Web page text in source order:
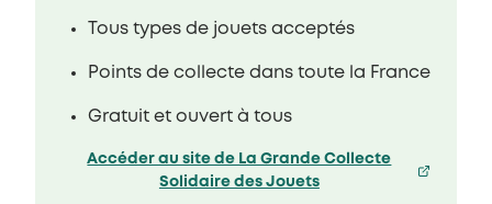
Tous types de jouets acceptés
Points de collecte dans toute la France
Gratuit et ouvert à tous
Accéder au site de La Grande Collecte
Solidaire des Jouets